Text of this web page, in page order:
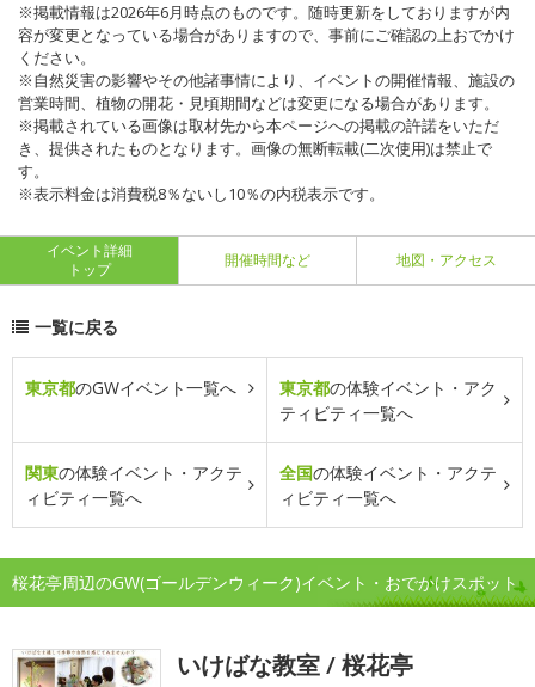
※掲載情報は2026年6月時点のものです。随時更新をしておりますが内
容が変更となっている場合がありますので、事前にご確認の上おでかけ
ください。
※自然災害の影響やその他諸事情により、イベントの開催情報、施設の
営業時間、植物の開花・見頃期間などは変更になる場合があります。
※掲載されている画像は取材先から本ページへの掲載の許諾をいただ
き、提供されたものとなります。画像の無断転載(二次使用)は禁止で
す。
※表示料金は消費税8％ないし10％の内税表示です。
イベント詳細
トップ
開催時間など 地図・アクセス
一覧に戻る
東京都のGWイベント一覧へ 東京都の体験イベント・アク
ティビティ一覧へ
関東の体験イベント・アクテ
ィビティ一覧へ
全国の体験イベント・アクテ
ィビティ一覧へ
桜花亭周辺のGW(ゴールデンウィーク)イベント・おでかけスポット
いけばな教室 / 桜花亭